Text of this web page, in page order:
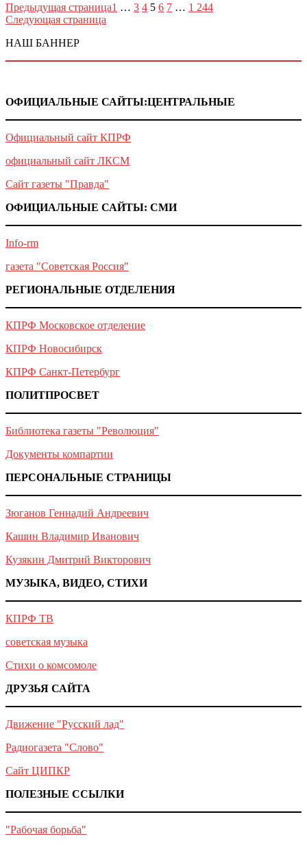
Предыдущая страница1 … 3 4 5 6 7 … 1 244
Следующая страница
НАШ БАННЕР
ОФИЦИАЛЬНЫЕ САЙТЫ:ЦЕНТРАЛЬНЫЕ
Официальный сайт КПРФ
официальный сайт ЛКСМ
Сайт газеты "Правда"
ОФИЦИАЛЬНЫЕ САЙТЫ: СМИ
Info-rm
газета "Советская Россия"
РЕГИОНАЛЬНЫЕ ОТДЕЛЕНИЯ
КПРФ Московское отделение
КПРФ Новосибирск
КПРФ Санкт-Петербург
ПОЛИТПРОСВЕТ
Библиотека газеты "Революция"
Документы компартии
ПЕРСОНАЛЬНЫЕ СТРАНИЦЫ
Зюганов Геннадий Андреевич
Кашин Владимир Иванович
Кузякин Дмитрий Викторович
МУЗЫКА, ВИДЕО, СТИХИ
КПРФ ТВ
советская музыка
Стихи о комсомоле
ДРУЗЬЯ САЙТА
Движение "Русский лад"
Радиогазета "Слово"
Сайт ЦИПКР
ПОЛЕЗНЫЕ ССЫЛКИ
"Рабочая борьба"